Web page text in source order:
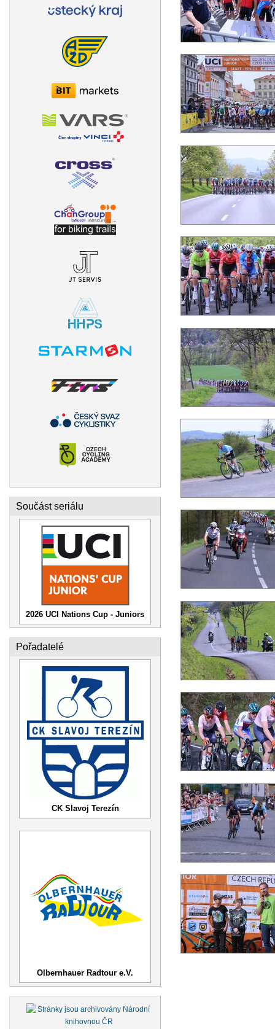
Součást seriálu
2026 UCI Nations Cup - Juniors
Pořadatelé
CK Slavoj Terezín
Olbernhauer Radtour e.V.